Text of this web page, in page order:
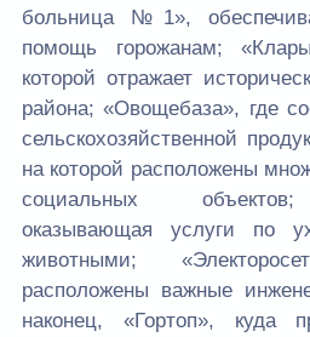
больница №1»,
помощь горожанам;
которой отражает
района; «Овощебаза», где
сельскохозяйственной
на которой расположены
социальных объектов;
оказывающая услуги по
животными;
расположены важные
наконец, «Гортоп», куда